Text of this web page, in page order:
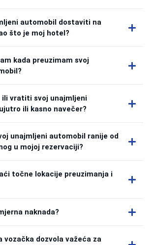
automobil dostaviti na
što je moj hotel?
kada preuzimam svoj
ili vratiti svoj unajmljeni
ili kasno navečer?
unajmljeni automobil ranije od
u mojoj rezervaciji?
točne lokacije preuzimanja i
naknada?
vozačka dozvola važeća za